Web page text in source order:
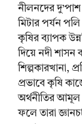
নীলনদের
মিটার পর্যন
কৃষির ব্যাপক
দিয়ে নদী শাসন
শিল্পকারখানা,
প্রভাবে কৃষি
অর্থনীতির আমূল
ফলে তারা